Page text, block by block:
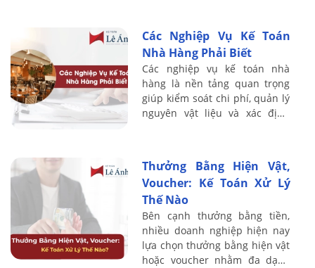
chiến, ...
Các Nghiệp Vụ Kế Toán
Nhà Hàng Phải Biết
Các nghiệp vụ kế toán nhà
hàng là nền tảng quan trọng
giúp kiểm soát chi phí, quản lý
nguyên vật liệu và xác định
thù nhà ...
Thưởng Bằng Hiện Vật,
Voucher: Kế Toán Xử Lý
Thế Nào
Bên cạnh thưởng bằng tiền,
nhiều doanh nghiệp hiện nay
lựa chọn thưởng bằng hiện vật
hoặc voucher nhằm đa dạng